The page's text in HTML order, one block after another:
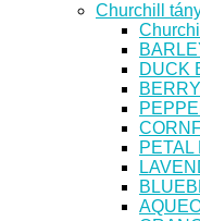
Churchill
DUCK
PETAL